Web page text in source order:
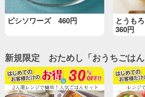
ビシソワーズ 460円
とうも
360円
新規限定 おためし「おうちごはん